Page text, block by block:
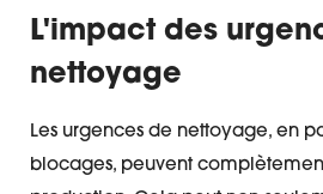
L'impact des
nettoyage
Les urgences de nettoyage, en
blocages, peuvent